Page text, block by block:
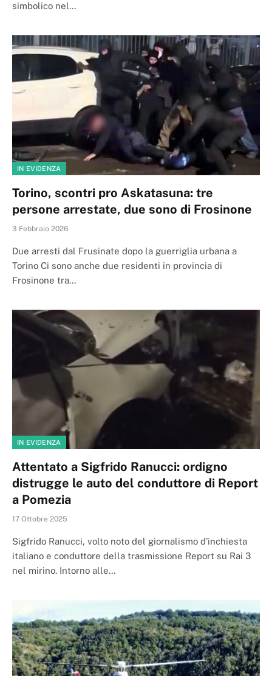
simbolico nel…
IN EVIDENZA
Torino, scontri pro Askatasuna: tre
persone arrestate, due sono di Frosinone
3 Febbraio 2026
Due arresti dal Frusinate dopo la guerriglia urbana a
Torino Ci sono anche due residenti in provincia di
Frosinone tra…
IN EVIDENZA
Attentato a Sigfrido Ranucci: ordigno
distrugge le auto del conduttore di Report
a Pomezia
17 Ottobre 2025
Sigfrido Ranucci, volto noto del giornalismo d’inchiesta
italiano e conduttore della trasmissione Report su Rai 3
nel mirino. Intorno alle…